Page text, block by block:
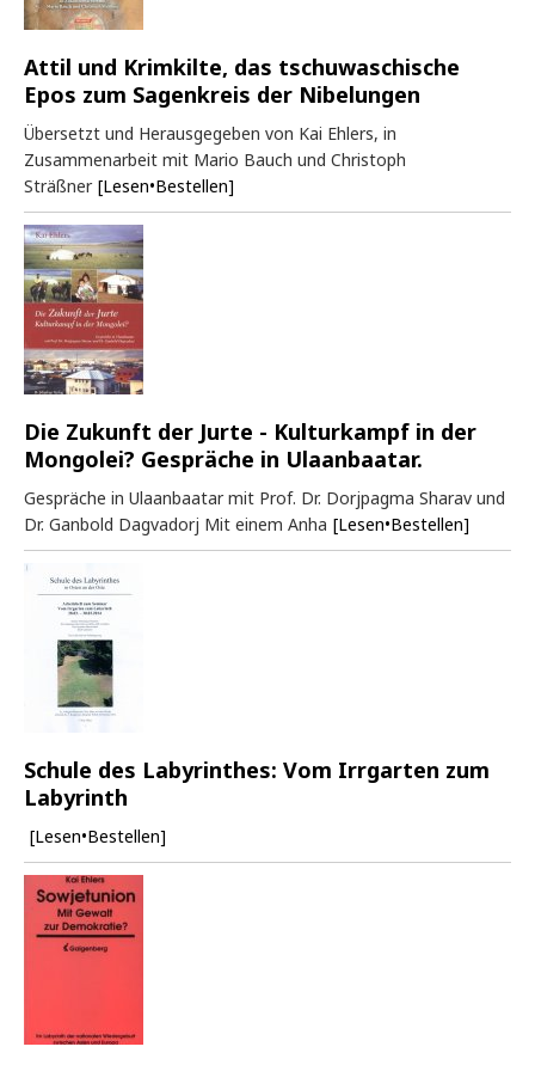
Attil und Krimkilte, das tschuwaschische
Epos zum Sagenkreis der Nibelungen
Übersetzt und Herausgegeben von Kai Ehlers, in
Zusammenarbeit mit Mario Bauch und Christoph
Sträßner [Lesen•Bestellen]
Die Zukunft der Jurte - Kulturkampf in der
Mongolei? Gespräche in Ulaanbaatar.
Gespräche in Ulaanbaatar mit Prof. Dr. Dorjpagma Sharav und
Dr. Ganbold Dagvadorj Mit einem Anha [Lesen•Bestellen]
Schule des Labyrinthes: Vom Irrgarten zum
Labyrinth
[Lesen•Bestellen]